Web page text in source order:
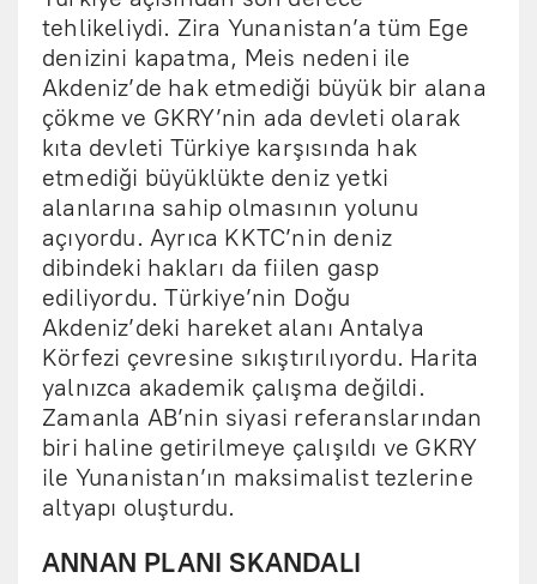
tehlikeliydi. Zira Yunanistan’a tüm Ege
denizini kapatma, Meis nedeni ile
Akdeniz’de hak etmediği büyük bir alana
çökme ve GKRY’nin ada devleti olarak
kıta devleti Türkiye karşısında hak
etmediği büyüklükte deniz yetki
alanlarına sahip olmasının yolunu
açıyordu. Ayrıca KKTC’nin deniz
dibindeki hakları da fiilen gasp
ediliyordu. Türkiye’nin Doğu
Akdeniz’deki hareket alanı Antalya
Körfezi çevresine sıkıştırılıyordu. Harita
yalnızca akademik çalışma değildi.
Zamanla AB’nin siyasi referanslarından
biri haline getirilmeye çalışıldı ve GKRY
ile Yunanistan’ın maksimalist tezlerine
altyapı oluşturdu.
ANNAN PLANI SKANDALI